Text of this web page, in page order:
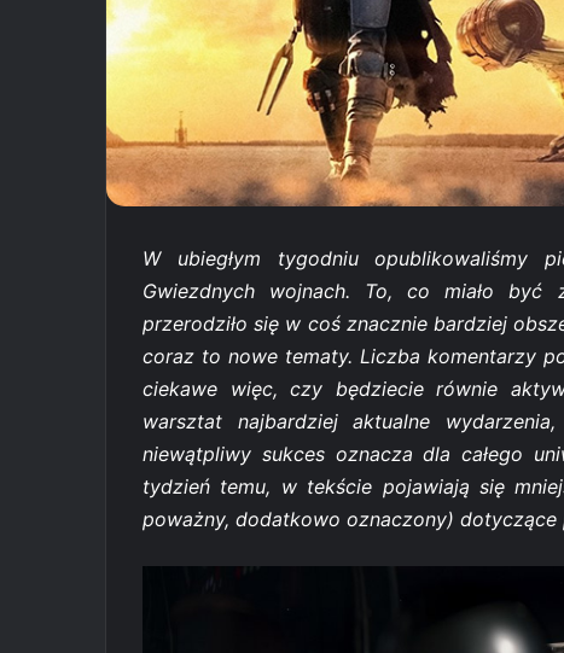
W ubiegłym tygodniu opublikowaliśmy
Gwiezdnych wojnach. To, co miało być
przerodziło się w coś znacznie bardziej
coraz to nowe tematy. Liczba komentarzy
ciekawe więc, czy będziecie równie
warsztat najbardziej aktualne
niewątpliwy sukces oznacza dla całego
tydzień temu, w tekście pojawiają się
poważny, dodatkowo oznaczony) dotyczące